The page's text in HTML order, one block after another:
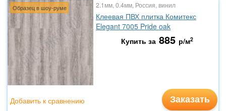
Образец в шоу-руме 2.1мм, 0.4мм, Россия, винил
Клеевая ПВХ плитка Комитекс
Elegant 7005 Pride oak
Купить за 885 р/м2
Заказать
Добавить к сравнению